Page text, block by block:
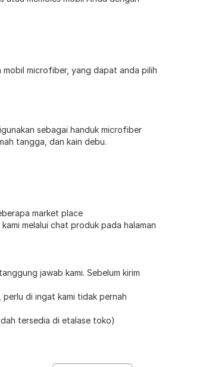
mobil microfiber, yang dapat anda pilih
sebagai handuk microfiber
tangga, dan kain debu.
market place
melalui chat produk pada halaman
jawab kami. Sebelum kirim
di ingat kami tidak pernah
tersedia di etalase toko)